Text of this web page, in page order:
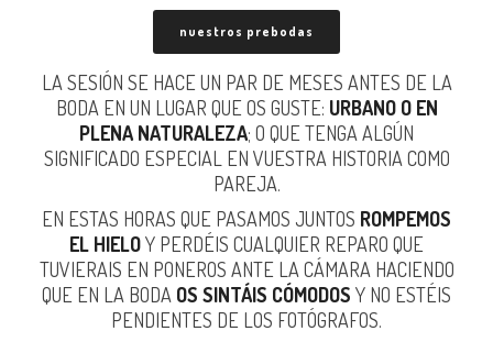
nuestros prebodas
LA SESIÓN SE HACE UN PAR DE MESES ANTES DE LA
BODA EN UN LUGAR QUE OS GUSTE: URBANO O EN
PLENA NATURALEZA; O QUE TENGA ALGÚN
SIGNIFICADO ESPECIAL EN VUESTRA HISTORIA COMO
PAREJA.
EN ESTAS HORAS QUE PASAMOS JUNTOS ROMPEMOS
EL HIELOY PERDÉIS CUALQUIER REPARO QUE
TUVIERAIS EN PONEROS ANTE LA CÁMARA HACIENDO
QUE EN LA BODA OS SINTÁIS CÓMODOS Y NO ESTÉIS
PENDIENTES DE LOS FOTÓGRAFOS.